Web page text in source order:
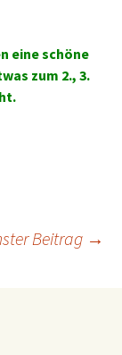
eine schöne
zum 2., 3.
Beitrag →